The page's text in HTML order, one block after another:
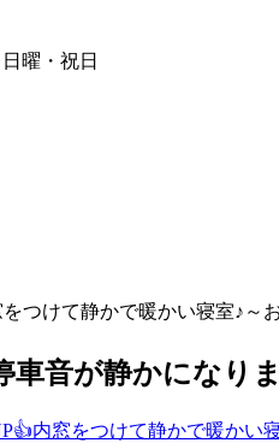
曜・祝日
つけて静かで暖かい寝室♪～
音が静かになり